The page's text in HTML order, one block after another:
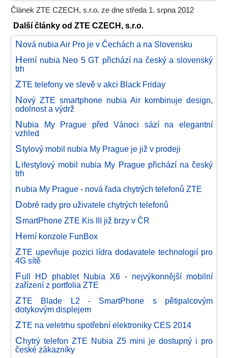
Článek ZTE CZECH, s.r.o. ze dne středa 1. srpna 2012
Další články od ZTE CZECH, s.r.o.
Nová nubia Air Pro je v Čechách a na Slovensku
Herní nubia Neo 5 GT přichází na český a slovenský
trh
ZTE telefony ve slevě v akci Black Friday
Nový ZTE smartphone nubia Air kombinuje design,
odolnost a výdrž
Nubia My Prague před Vánoci sází na elegantní
vzhled
Stylový mobil nubia My Prague je již v prodeji
Lifestylový mobil nubia My Prague přichází na český
trh
nubia My Prague - nová řada chytrých telefonů ZTE
Dobré rady pro uživatele chytrých telefonů
SmartPhone ZTE Kis III již brzy v ČR
Herní konzole FunBox
ZTE upevňuje pozici lídra dodavatele technologií pro
4G sítě
Full HD phablet Nubia X6 - nejvýkonnější mobilní
zařízení z portfolia ZTE
ZTE Blade L2 - SmartPhone s pětipalcovým
dotykovým displejem
ZTE na veletrhu spotřební elektroniky CES 2014
Chytrý telefon ZTE Nubia Z5 mini je dostupný i pro
české zákazníky